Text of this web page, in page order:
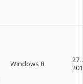
Windows 8